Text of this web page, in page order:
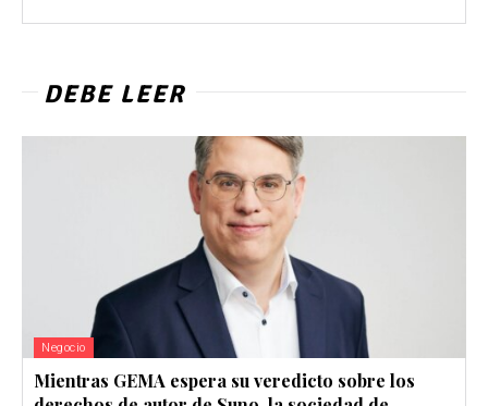
DEBE LEER
Negocio
Mientras GEMA espera su veredicto sobre los